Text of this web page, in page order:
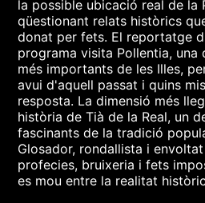
la possible ubicació real de la
qüestionant relats històrics
donat per fets. El reportatge
programa visita Pollentia, una
més importants de les Illes,
avui d'aquell passat i quins
resposta. La dimensió més
història de Tià de la Real, un
fascinants de la tradició
Glosador, rondallista i
profecies, bruixeria i fets
es mou entre la realitat